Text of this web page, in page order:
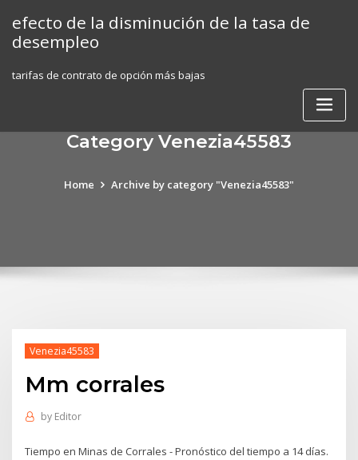
content
efecto de la disminución de la tasa de
desempleo
tarifas de contrato de opción más bajas
Category Venezia45583
Home Archive by category "Venezia45583"
Venezia45583
Mm corrales
by Editor
Tiempo en Minas de Corrales - Pronóstico del tiempo a 14 días.